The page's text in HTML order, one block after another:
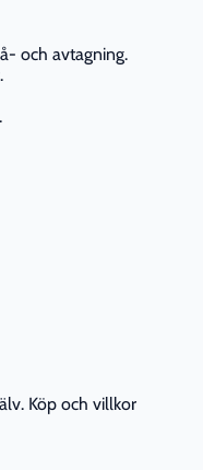
och avtagning.
Köp och villkor